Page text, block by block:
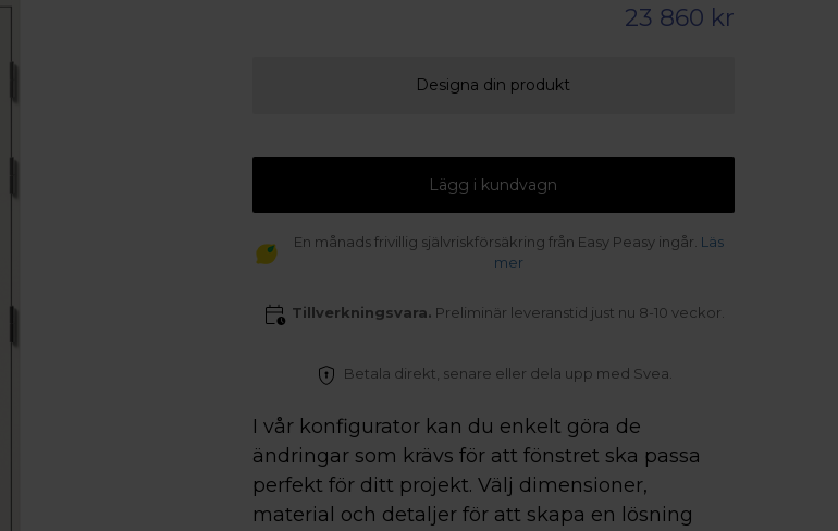
23 860 kr
Designa din produkt
Lägg i kundvagn
En månads frivillig självriskförsäkring från Easy Peasy ingår. Läs
mer
Tillverkningsvara. Preliminär leveranstid just nu 8-10 veckor.
Frakt inom Sverige från 595 kr
Betala direkt, senare eller dela upp med Svea.
I vår konfigurator kan du enkelt göra de
ändringar som krävs för att fönstret ska passa
perfekt för ditt projekt. Välj dimensioner,
material och detaljer för att skapa en lösning